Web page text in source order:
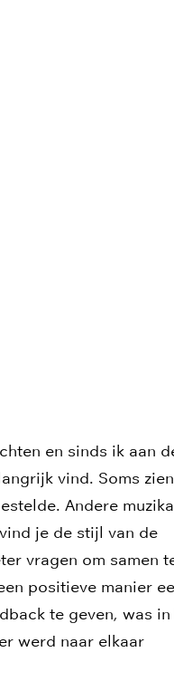
en sinds ik aan
vind. Soms zien
Andere
je de stijl van de
vragen om samen
positieve manier
te geven, was in
werd naar elkaar